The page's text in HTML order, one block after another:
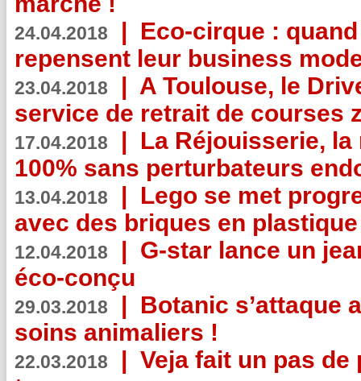
24.04.2018 | Eco-cirque :
repensent leur business
23.04.2018 | A Toulouse, le
service de retrait de courses
17.04.2018 | La Réjouisserie,
100% sans perturbateurs
13.04.2018 | Lego se met
avec des briques en
12.04.2018 | G-star lance un
éco-conçu
29.03.2018 | Botanic s’attaque
soins animaliers !
22.03.2018 | Veja fait un pas de